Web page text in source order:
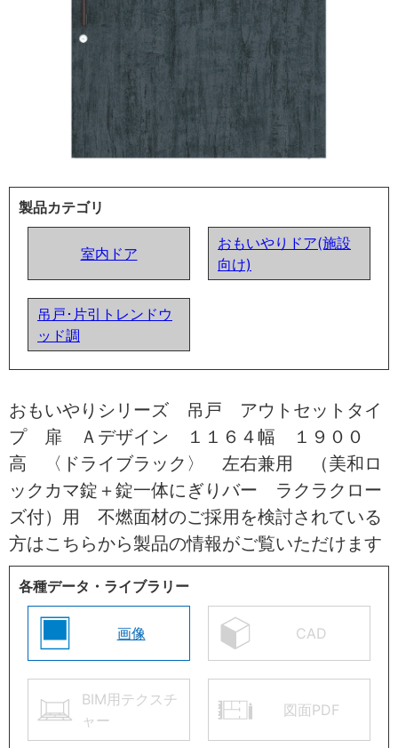
製品カテゴリ
室内ドア
おもいやりドア(施設
向け)
吊戸･片引トレンドウ
ッド調
おもいやりシリーズ 吊戸 アウトセットタイ
プ 扉 Ａデザイン １１６４幅 １９００
高 〈ドライブラック〉 左右兼用 （美和ロ
ックカマ錠＋錠一体にぎりバー ラクラクロー
ズ付）用 不燃面材のご採用を検討されている
方はこちらから製品の情報がご覧いただけます
各種データ・ライブラリー
画像 CAD
BIM用テクスチ
ャー
図面PDF